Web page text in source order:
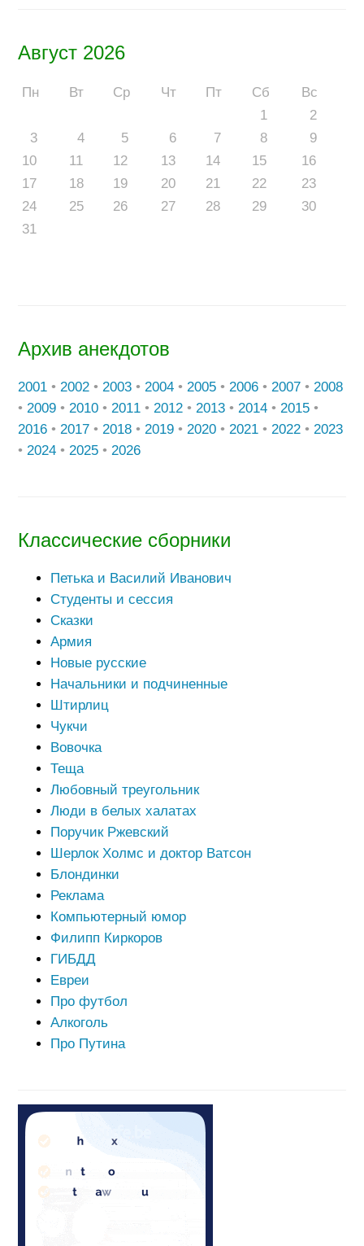
Август 2026
Пн Вт Ср Чт Пт Сб
Вс
1
2
3
4 5 6 7 8
9
10
11 12 13 14 15
16
17
18 19 20 21 22
23
24
25 26 27 28 29
30
31
Архив анекдотов
2001 • 2002 • 2003 • 2004 • 2005 • 2006 • 2007 • 2008
• 2009 • 2010 • 2011 • 2012 • 2013 • 2014 • 2015 •
2016 • 2017 • 2018 • 2019 • 2020 • 2021 • 2022 • 2023
• 2024 • 2025 • 2026
Классические сборники
Петька и Василий Иванович
Студенты и сессия
Сказки
Армия
Новые русские
Начальники и подчиненные
Штирлиц
Чукчи
Вовочка
Теща
Любовный треугольник
Люди в белых халатах
Поручик Ржевский
Шерлок Холмс и доктор Ватсон
Блондинки
Реклама
Компьютерный юмор
Филипп Киркоров
ГИБДД
Евреи
Про футбол
Алкоголь
Про Путина